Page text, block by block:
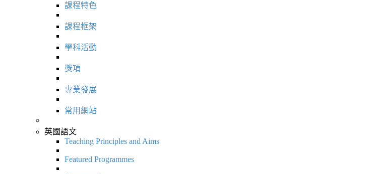
課程特色
課程框架
學科活動
獎項
專業發展
常用網站
英國語文
Teaching Principles and Aims
Featured Programmes